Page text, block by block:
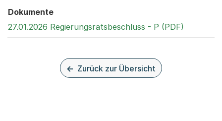
Dokumente
27.01.2026 Regierungsratsbeschluss - P (PDF)
Zurück zur Übersicht